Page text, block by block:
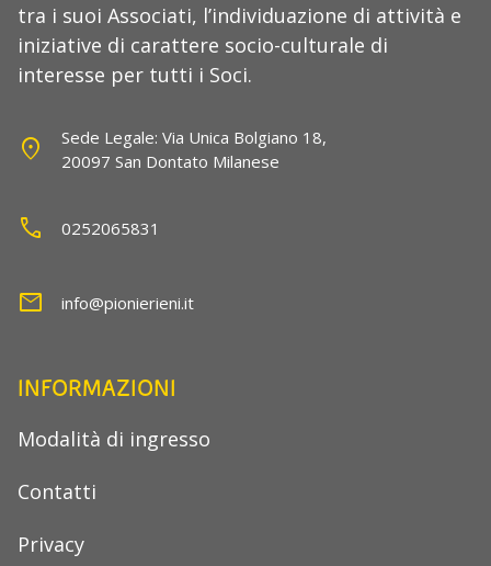
tra i suoi Associati, l’individuazione di attività e
iniziative di carattere socio-culturale di
interesse per tutti i Soci.
location_on
Sede Legale: Via Unica Bolgiano 18,
20097 San Dontato Milanese
call 0252065831
mail info@pionierieni.it
INFORMAZIONI
Modalità di ingresso
Contatti
Privacy